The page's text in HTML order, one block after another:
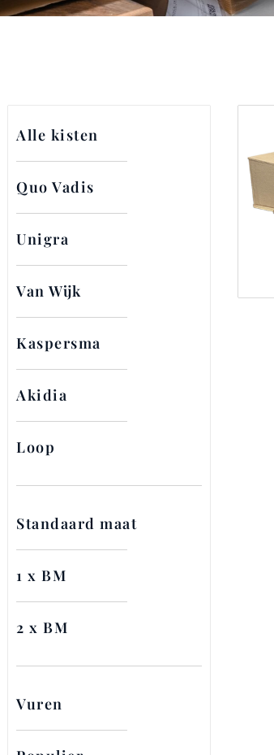
Alle kisten
Quo Vadis
Unigra
Van Wijk
Kaspersma
Akidia
Loop
Standaard maat
1 x BM
2 x BM
Vuren